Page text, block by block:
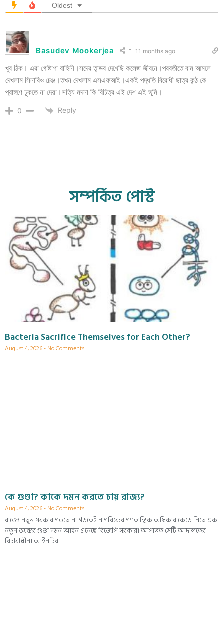
Oldest
Basudev Mookerjea 11 months ago
খুব ঠিক। এরা গোষ্টাপা বাহিনী।সদের তান্ডব দেখেছি কলেজ জীবনে।পরবর্তীতে বাম আমলে
দেখলাম সিনারিও চেঞ্জ।তখন দেখলাম এসএফআই।একই পদ্ধতি বিরোধী ছাত্র কন্ঠ কে
প্রাঙ্গণে ঢুকতে না দেয়া।সত্যি মদনা কি বিচিত্র এই দেশ এই ভূমি।
0 Reply
সম্পর্কিত পোস্ট
Bacteria Sacrifice Themselves for Each Other?
August 4, 2026 No Comments
কে গুণ্ডা? কাকে দমন করতে চায় রাজ্য?
August 4, 2026 No Comments
রাজ্যে নতুন সরকার গড়তে না গড়তেই নাগরিকের গণতান্ত্রিক অধিকার কেড়ে নিতে এক
নতুন ভয়ঙ্কর গুণ্ডা দমন আইন এনেছে বিজেপি সরকার। আপাতত সেটি আদালতের
বিচারাধীন। আইনটির